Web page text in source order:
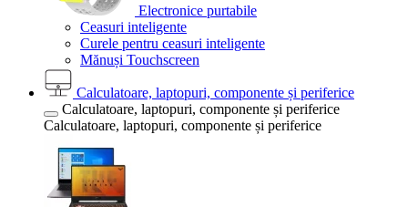
Electronice purtabile
Ceasuri inteligente
Curele pentru ceasuri inteligente
Mănuși Touchscreen
Calculatoare, laptopuri, componente și periferice
Calculatoare, laptopuri, componente și periferice
Calculatoare, laptopuri, componente și periferice